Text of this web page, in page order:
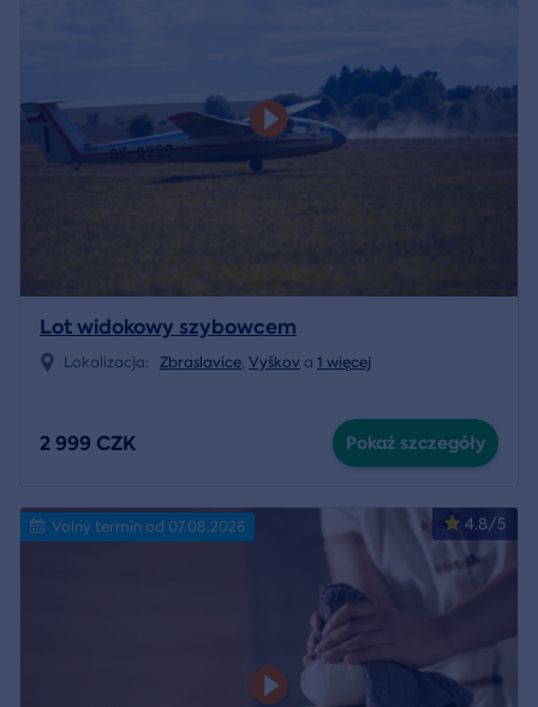
Lot widokowy szybowcem
Lokalizacja: Zbraslavice, Vyškov a 1 więcej
2 999 CZK Pokaż szczegóły
4.8/5
Volný termín od 07.08.2026